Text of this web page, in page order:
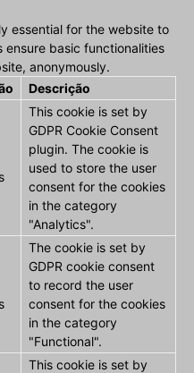
essential for the website to
basic functionalities
anonymously.
Descrição
This cookie is set by
GDPR Cookie Consent
plugin. The cookie is
used to store the user
consent for the cookies
in the category
"Analytics".
The cookie is set by
GDPR cookie consent
to record the user
consent for the cookies
in the category
"Functional".
This cookie is set by